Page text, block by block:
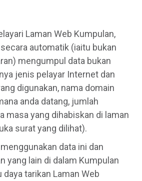
Laman Web Kumpulan,
automatik (iaitu bukan
mengumpul data bukan
jenis pelayar Internet dan
digunakan, nama domain
anda datang, jumlah
masa yang dihabiskan di laman
surat yang dilihat).
data ini dan
yang lain di dalam Kumpulan
tarikan Laman Web